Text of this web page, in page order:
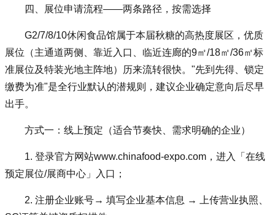
四、展位申请流程——两条路径，按需选择
G2/7/8/10休闲食品馆属于本届秋糖的高热度展区，优质
展位（主通道两侧、靠近入口、临近连廊的9㎡/18㎡/36㎡标
准展位及特装光地主阵地）历来流转很快。"先到先得、锁定
缴费为准"是全行业默认的潜规则，建议企业确定意向后尽早
出手。
方式一：线上预定（适合节奏快、需求明确的企业）
1. 登录官方网站www.chinafood-expo.com ，进入「在线
预定展位/展商中心」入口；
2. 注册企业账号→ 填写企业基本信息 → 上传营业执照、